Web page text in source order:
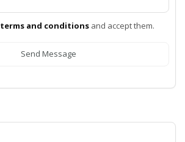
terms and conditions and accept them.
Send Message